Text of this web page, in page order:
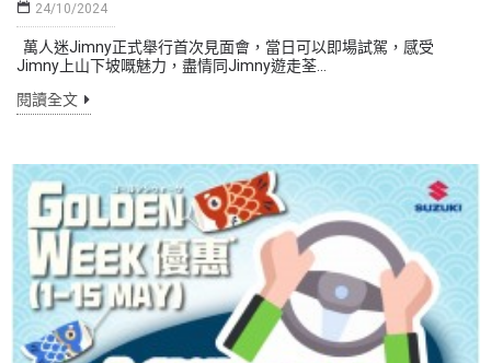
24/10/2024
萬人迷Jimny正式舉行首次見面會，當日可以即場試駕，感受
Jimny上山下坡嘅魅力，盡情同Jimny遊走荃...
閱讀全文